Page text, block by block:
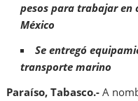
pesos para trabajar en
México
Se entregó
transporte marino
Paraíso, Tabasco.- A